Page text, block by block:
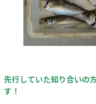
先行していた知り合いの
す！